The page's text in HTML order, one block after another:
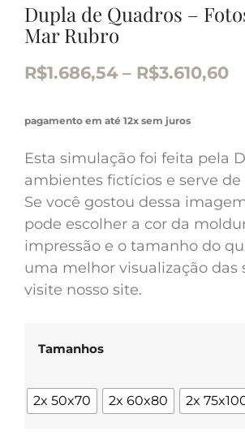
Dupla de Quadros –
Mar Rubro
R$1.686,54 – R$3.610,60
pagamento em até 12x sem juros
Esta simulação foi feita pela
ambientes fictícios e serve de
Se você gostou dessa
pode escolher a cor da
impressão e o tamanho do
uma melhor visualização das
visite nosso site.
Tamanhos
2x 50x70 2x 60x80 2x